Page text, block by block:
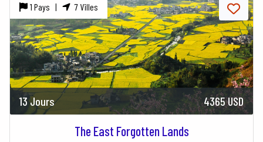
1 Pays | 7 Villes
13 Jours 4365 USD
The East Forgotten Lands